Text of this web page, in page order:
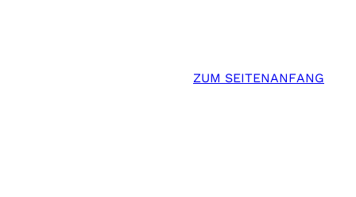
ZUM SEITENANFANG